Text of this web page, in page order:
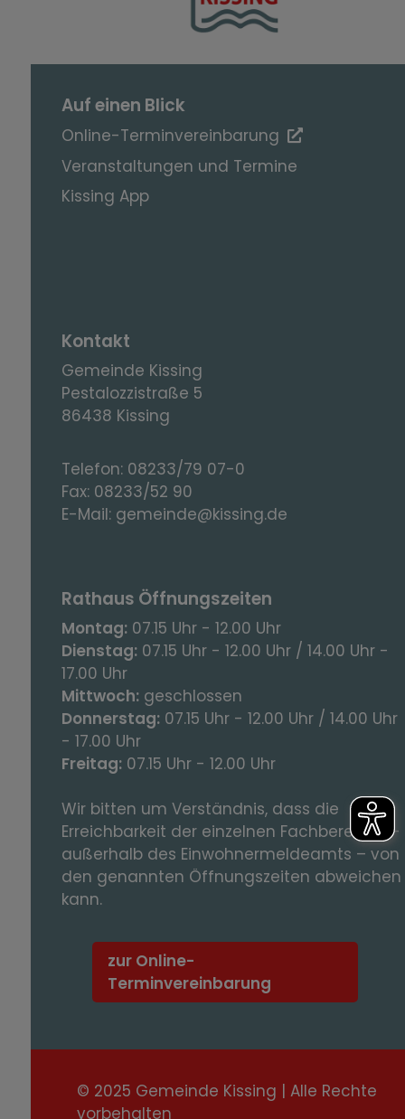
Auf einen Blick
Online-Terminvereinbarung
Veranstaltungen und Termine
Kissing App
Kontakt
Gemeinde Kissing
Pestalozzistraße 5
86438 Kissing
Telefon: 08233/79 07-0
Fax: 08233/52 90
E-Mail: gemeinde@kissing.de
Rathaus Öffnungszeiten
Montag: 07.15 Uhr - 12.00 Uhr
Dienstag: 07.15 Uhr - 12.00 Uhr / 14.00 Uhr -
17.00 Uhr
Mittwoch: geschlossen
Donnerstag: 07.15 Uhr - 12.00 Uhr / 14.00 Uhr
- 17.00 Uhr
Freitag: 07.15 Uhr - 12.00 Uhr
Wir bitten um Verständnis, dass die
Erreichbarkeit der einzelnen Fachbereiche -
außerhalb des Einwohnermeldeamts – von
den genannten Öffnungszeiten abweichen
kann.
zur Online-
Terminvereinbarung
© 2025 Gemeinde Kissing | Alle Rechte
vorbehalten